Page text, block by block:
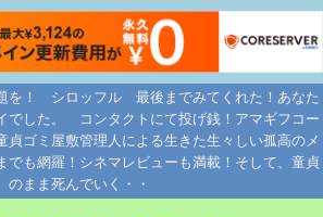
を！ シロッフル 最後までみてくれた！あなた
でした。 コンタクトにて投げ銭！アマギフコー
ゴミ屋敷管理人による生きた生々しい孤高のメ
でも網羅！シネマレビューも満載！そして、童貞
のまま死んでいく・・